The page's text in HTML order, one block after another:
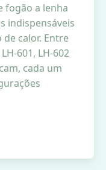
fogão a lenha
indispensáveis
calor. Entre
601, LH-602
cada um